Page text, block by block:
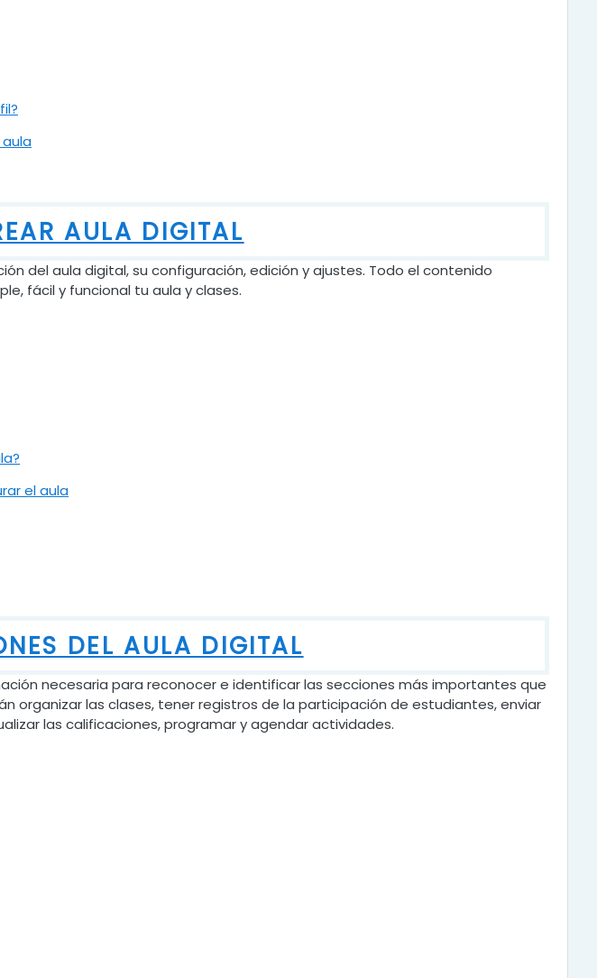
URL
AULA DIGITAL
del aula digital, su configuración, edición y ajustes. Todo el contenido
fácil y funcional tu aula y clases.
el aula
URL
DEL AULA DIGITAL
necesaria para reconocer e identificar las secciones más importantes que
organizar las clases, tener registros de la participación de estudiantes, enviar
las calificaciones, programar y agendar actividades.